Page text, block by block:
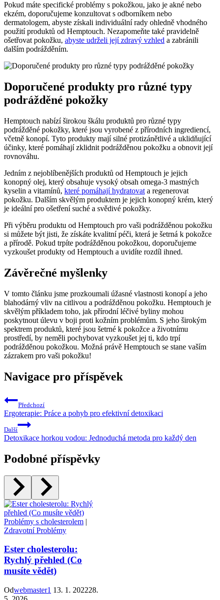
Pokud máte specifické problémy s pokožkou, jako je akné nebo
ekzém, doporučujeme konzultovat s odborníkem nebo
dermatologem, abyste získali individuální rady ohledně vhodného
použití produktů od Hemptouch. Nezapomeňte také pravidelně
ošetřovat pokožku, abyste udrželi její zdravý vzhled a zabránili
dalším podrážděním.
Doporučené produkty pro různé typy
podrážděné pokožky
Hemptouch nabízí širokou škálu produktů pro různé typy
podrážděné pokožky, které jsou vyrobené z přírodních ingrediencí,
včetně konopí. Tyto produkty mají silné protizánětlivé a uklidňující
účinky, které pomáhají zklidnit podrážděnou pokožku a obnovit její
rovnováhu.
Jedním z nejoblíbenějších produktů od Hemptouch je jejich
konopný olej, který obsahuje vysoký obsah omega-3 mastných
kyselin a vitamínů, které pomáhají hydratovat a regenerovat
pokožku. Dalším skvělým produktem je jejich konopný krém, který
je ideální pro ošetření suché a svědivé pokožky.
Při výběru produktu od Hemptouch pro vaši podrážděnou pokožku
si můžete být jisti, že získáte kvalitní péči, která je šetrná k pokožce
a přírodě. Pokud trpíte podrážděnou pokožkou, doporučujeme
vyzkoušet produkty od Hemptouch a uvidíte rozdíl ihned.
Závěrečné myšlenky
V tomto článku jsme prozkoumali úžasné vlastnosti konopí a jeho
blahodárný vliv na citlivou a podrážděnou pokožku. Hemptouch je
skvělým příkladem toho, jak přírodní léčivé byliny mohou
poskytnout úlevu v boji proti kožním problémům. S jeho širokým
spektrem produktů, které jsou šetrné k pokožce a životnímu
prostředí, by neměli pochybovat vyzkoušet jej ti, kdo trpí
podrážděnou pokožkou. Možná právě Hemptouch se stane vaším
zázrakem pro vaši pokožku!
Navigace pro příspěvek
Předchozí
Ergoterapie: Práce a pohyb pro efektivní detoxikaci
Další
Detoxikace horkou vodou: Jednoduchá metoda pro každý den
Podobné příspěvky
Problémy s cholesterolem |
Zdravotní Problémy
Ester cholesterolu:
Rychlý přehled (Co
musíte vědět)
Odwebmaster1 13. 1. 202228.